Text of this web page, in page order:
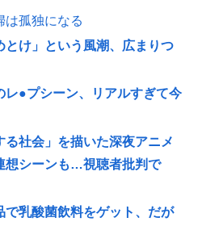
は孤独になる
とけ」という風潮、広まりつ
レ●プシーン、リアルすぎて今
る社会」を描いた深夜アニメ
想シーンも…視聴者批判で
で乳酸菌飲料をゲット、だが